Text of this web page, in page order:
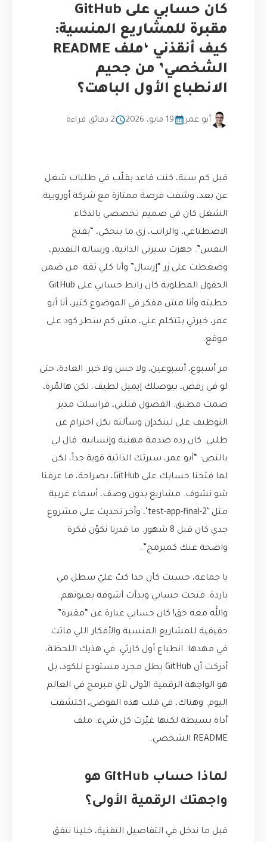
كان حسابي على GitHub
مقبرة للمشاريع المنسية:
كيف أنقذني ‘ملف README
الشخصي’ من جحيم
الانطباع الأول الباهت؟
أبو عمر 19 مايو، 2026 2 دقائق قراءة
قبل كم سنة، كنت قاعد بقلّب في طلبات شغل
عن بعد، وشفت فرصة ممتازة مع شركة أوروبية.
الشغل كان في صميم تخصصي بالذكاء
الاصطناعي، والراتب، زي ما بنحكي، “بفتح
النفس”. جهزت سيرتي الذاتية، ورسالة التقديم،
وضغطت على زر “إرسال” وأنا كلي ثقة. من ضمن
الحقول المطلوبة كان رابط حسابي على GitHub.
حطيته وأنا مش مفكر في الموضوع كتير، أنا أبو
عمر، خبرتي بتتكلم عني، مش كم سطر كود على
موقع.
مر أسبوع، أسبوعين، ولا حس ولا خبر. العادة، حتى
لو في رفض، بيوصلك إيميل لطيف. لكن هالمّرة،
صمت مطبق. الفضول قتلني، فراسلت مدير
التوظيف على لينكدإن وسألته بكل احترام عن
طلبي. كان رده صدمة مهنية وإنسانية. قال لي
بالنص: “أبو عمر، سيرتك الذاتية قوية جداً، لكن
لما فتحنا حسابك على GitHub، بصراحة، ما عرفنا
شو نشوف. مشاريع بدون وصف، أسماء غريبة
مثل ‘test-app-final-2’، وآخر تحديث على مشروع
جدي كان قبل 8 شهور. ما قدرنا نكوّن فكرة
واضحة عنك كمبرمج”.
يا جماعة، حسيت كأن حدا كبّ عليّ سطل مي
باردة. فتحت حسابي وبدأت أشوفه بعيونهم.
والله معه حق! كان حسابي عبارة عن “مقبرة”
حقيقية للمشاريع المنسية والأفكار اللي ماتت
في مهدها. انطباع أول كارثي. في هذيك اللحظة،
أدركت أن GitHub بطل مجرد مستودع للكود، بل
هو الواجهة الرقمية الأولى لأي مبرمج في العالم
اليوم. وهناك، في قلب هذه الفوضى، اكتشفت
أداة بسيطة لكنها غيّرت كل شيء: ملف
README الشخصي.
لماذا حساب GitHub هو
واجهتك الرقمية الأولى؟
قبل ما ندخل في التفاصيل التقنية، خلينا نتفق